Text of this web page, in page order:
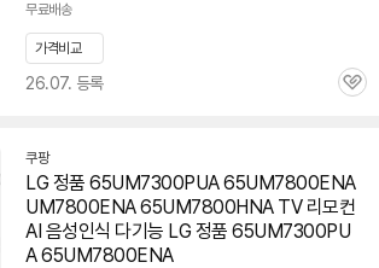
무료배송
가격비교
26.07. 등록
관
쿠팡
LG 정품 65UM7300PUA 65UM7800ENA
UM7800ENA65UM7800HNATV 리모컨
AI 음성인식 다기능 LG 정품 65UM7300PU
A 65UM7800ENA